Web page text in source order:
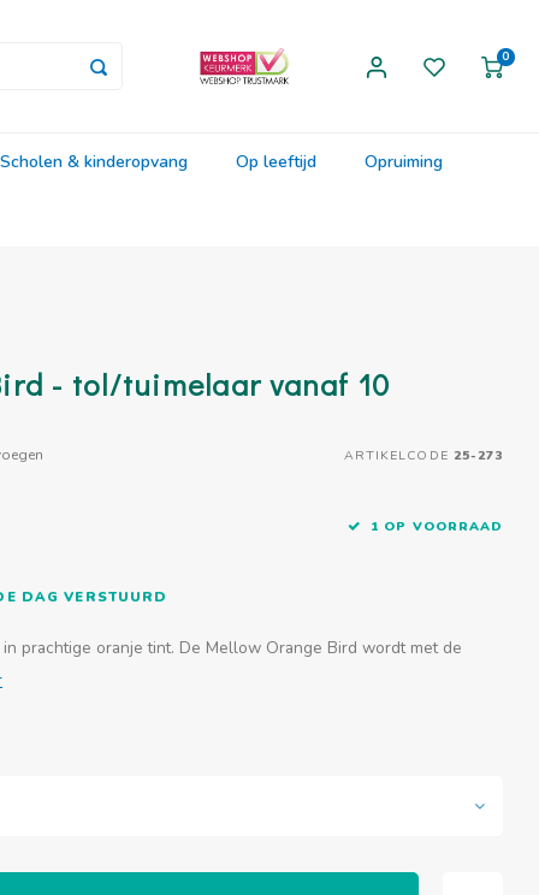
0
Scholen & kinderopvang Op leeftijd Opruiming
- tol/tuimelaar vanaf 10
ARTIKELCODE 25-273
1 OP VOORRAAD
DAG VERSTUURD
prachtige oranje tint. De Mellow Orange Bird wordt met de